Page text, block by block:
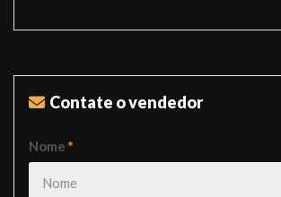
Contate o vendedor
Nome *